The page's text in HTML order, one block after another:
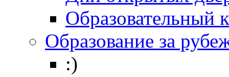
Образовательный
Образование за
:)